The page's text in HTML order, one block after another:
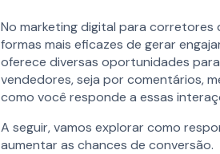
No marketing digital para corretores
formas mais eficazes de gerar
oferece diversas oportunidades
vendedores, seja por comentários,
como você responde a essas
A seguir, vamos explorar como
aumentar as chances de conversão.
OPORTUNIDADES
Lano Academy